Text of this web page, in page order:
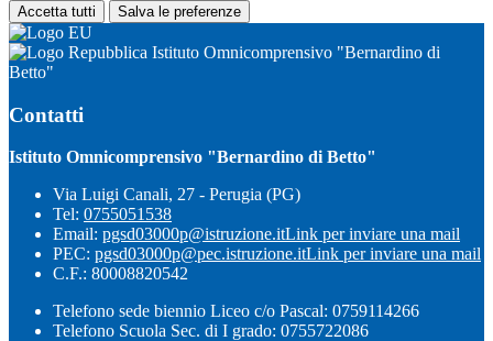
Accetta tutti Salva le preferenze
Istituto Omnicomprensivo "Bernardino di
Betto"
Contatti
Istituto Omnicomprensivo "Bernardino di Betto"
Via Luigi Canali, 27 - Perugia (PG)
Tel: 0755051538
Email: pgsd03000p@istruzione.itLink per inviare una mail
PEC: pgsd03000p@pec.istruzione.itLink per inviare una mail
C.F.: 80008820542
Telefono sede biennio Liceo c/o Pascal: 0759114266
Telefono Scuola Sec. di I grado: 0755722086